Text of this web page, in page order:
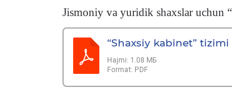
Jismoniy va yuridik shaxslar uchun “
“Shaxsiy kabinet”
Hajmi: 1.08 МБ
Format: PDF